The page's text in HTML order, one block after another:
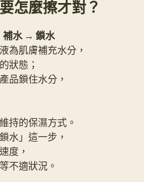
怎麼擦才對？
補水 → 鎖水
為肌膚補充水分，
狀態；
品鎖住水分，
持的保濕方式。
水」這一步，
度，
不適狀況。